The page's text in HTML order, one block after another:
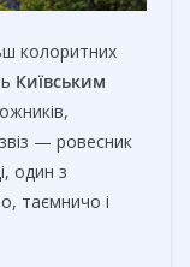
колоритних
Київським
— ровесник
один з
таємничо і